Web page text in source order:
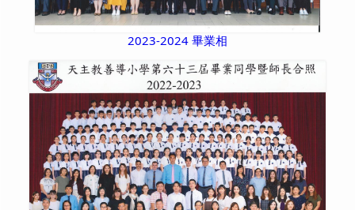
2023-2024 畢業相